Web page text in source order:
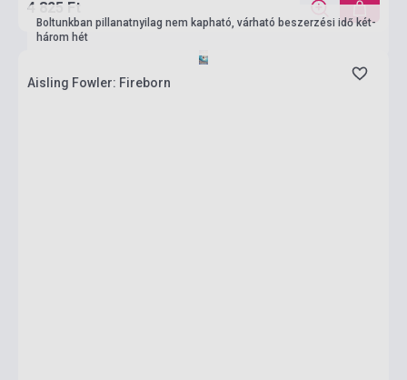
4 825 Ft
Boltunkban pillanatnyilag nem kapható, várható beszerzési idő két-
három hét
Aisling Fowler: Fireborn